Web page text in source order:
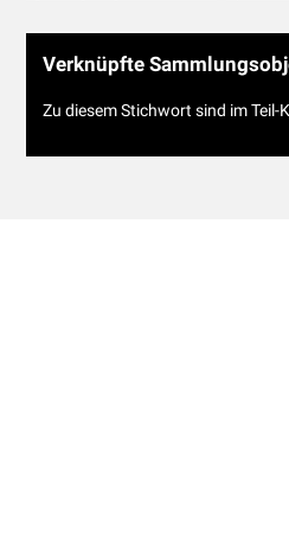
Verknüpfte
Zu diesem Stichwort sind im